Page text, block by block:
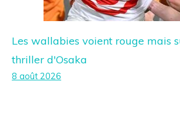
Les wallabies voient rouge mais
thriller d'Osaka
8 août 2026